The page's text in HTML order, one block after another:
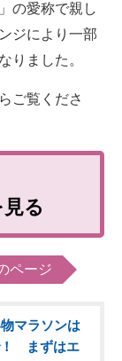
の愛称で親し
ジにより一部
りました。
ご覧くださ
る
ページ
マラソンは
！ まずはエ